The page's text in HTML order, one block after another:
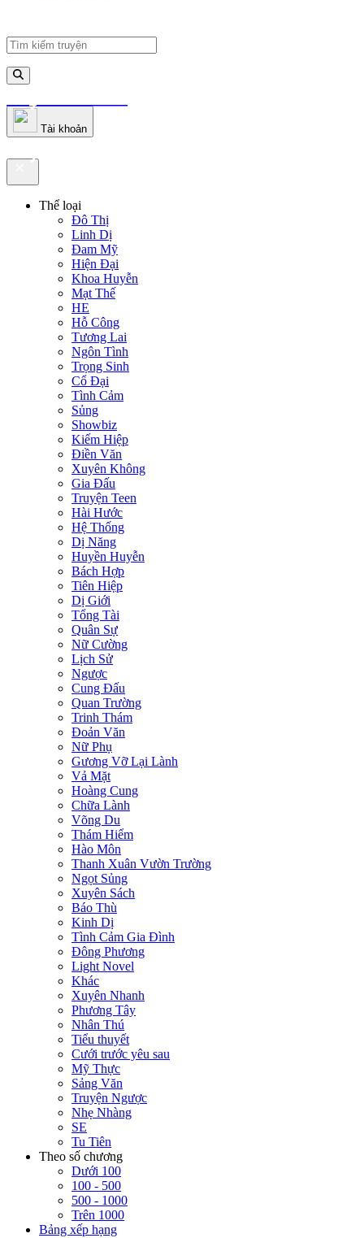
truyenfullz.com
Tài khoản
truyenfullz.com
Thể loại
Đô Thị
Linh Dị
Đam Mỹ
Hiện Đại
Khoa Huyễn
Mạt Thế
HE
Hỗ Công
Tương Lai
Ngôn Tình
Trọng Sinh
Cổ Đại
Tình Cảm
Sủng
Showbiz
Kiếm Hiệp
Điền Văn
Xuyên Không
Gia Đấu
Truyện Teen
Hài Hước
Hệ Thống
Dị Năng
Huyền Huyễn
Bách Hợp
Tiên Hiệp
Dị Giới
Tổng Tài
Quân Sự
Nữ Cường
Lịch Sử
Ngược
Cung Đấu
Quan Trường
Trinh Thám
Đoản Văn
Nữ Phụ
Gương Vỡ Lại Lành
Vả Mặt
Hoàng Cung
Chữa Lành
Võng Du
Thám Hiểm
Hào Môn
Thanh Xuân Vườn Trường
Ngọt Sủng
Xuyên Sách
Báo Thù
Kinh Dị
Tình Cảm Gia Đình
Đông Phương
Light Novel
Khác
Xuyên Nhanh
Phương Tây
Nhân Thú
Tiểu thuyết
Cưới trước yêu sau
Mỹ Thực
Sảng Văn
Truyện Ngược
Nhẹ Nhàng
SE
Tu Tiên
Theo số chương
Dưới 100
100 - 500
500 - 1000
Trên 1000
Bảng xếp hạng